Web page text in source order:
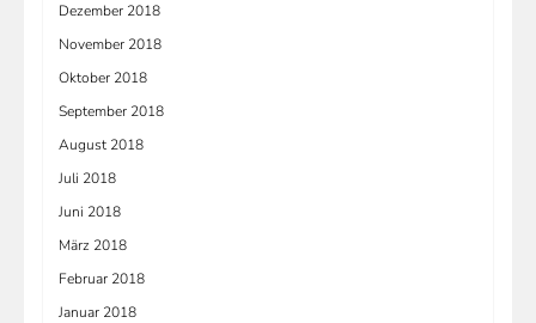
Dezember 2018
November 2018
Oktober 2018
September 2018
August 2018
Juli 2018
Juni 2018
März 2018
Februar 2018
Januar 2018